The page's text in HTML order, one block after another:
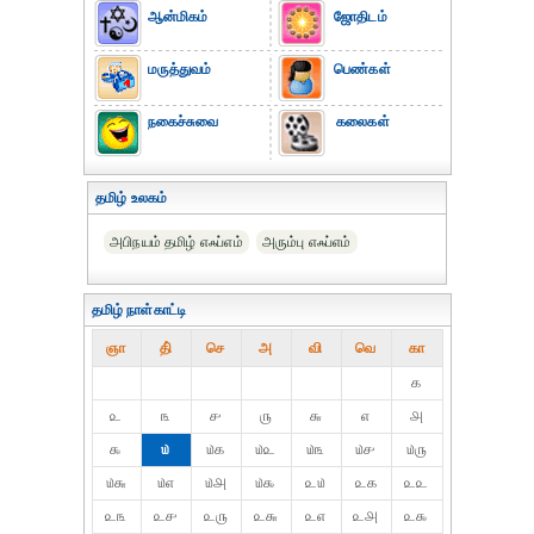
ஆன்மிகம்
மருத்துவம்
நகைச்சுவை
ஜோதிடம்
பெண்கள்
கலைகள்
தமிழ் உலகம்
அபிநயம் தமிழ் எஃப்எம் அரும்பு எஃப்எம்
தமிழ் நாள்காட்டி
ஞா தி் செ அ வி வெ கா
௧
௨
௩ ௪ ௫ ௬ ௭
௮
௯
௰ ௰௧ ௰௨ ௰௩ ௰௪
௰௫
௰௬
௰௭ ௰௮ ௰௯ ௨௰ ௨௧
௨௨
௨௩
௨௪ ௨௫ ௨௬ ௨௭ ௨௮
௨௯